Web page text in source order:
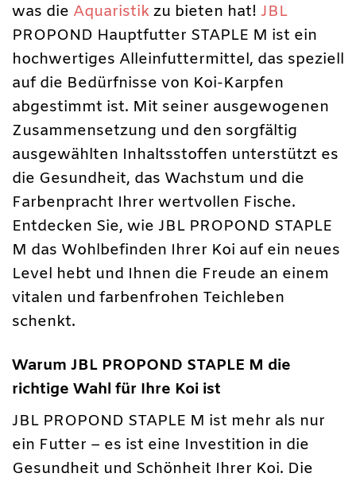
was die Aquaristikzu bieten hat! JBL
PROPOND Hauptfutter STAPLE M ist ein
hochwertiges Alleinfuttermittel, das speziell
auf die Bedürfnisse von Koi-Karpfen
abgestimmt ist. Mit seiner ausgewogenen
Zusammensetzung und den sorgfältig
ausgewählten Inhaltsstoffen unterstützt es
die Gesundheit, das Wachstum und die
Farbenpracht Ihrer wertvollen Fische.
Entdecken Sie, wie JBL PROPOND STAPLE
M das Wohlbefinden Ihrer Koi auf ein neues
Level hebt und Ihnen die Freude an einem
vitalen und farbenfrohen Teichleben
schenkt.
Warum JBL PROPOND STAPLE M die
richtige Wahl für Ihre Koi ist
JBL PROPOND STAPLE M ist mehr als nur
ein Futter – es ist eine Investition in die
Gesundheit und Schönheit Ihrer Koi. Die